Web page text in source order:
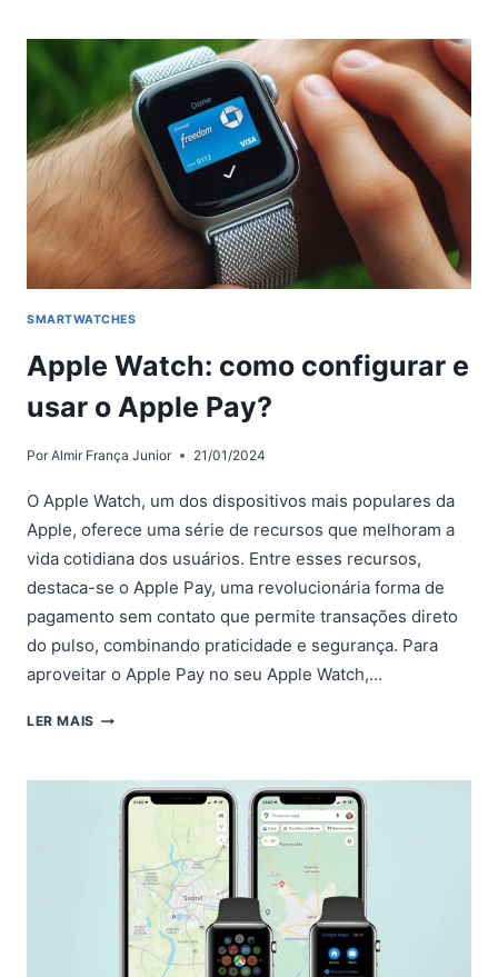
APPLE
WATCH?
SMARTWATCHES
Apple Watch: como configurar e
usar o Apple Pay?
Por Almir França Junior 21/01/2024
O Apple Watch, um dos dispositivos mais populares da
Apple, oferece uma série de recursos que melhoram a
vida cotidiana dos usuários. Entre esses recursos,
destaca-se o Apple Pay, uma revolucionária forma de
pagamento sem contato que permite transações direto
do pulso, combinando praticidade e segurança. Para
aproveitar o Apple Pay no seu Apple Watch,…
LER MAISAPPLE
COMO
CONFIGURAR
USAR
APPLE
PAY?